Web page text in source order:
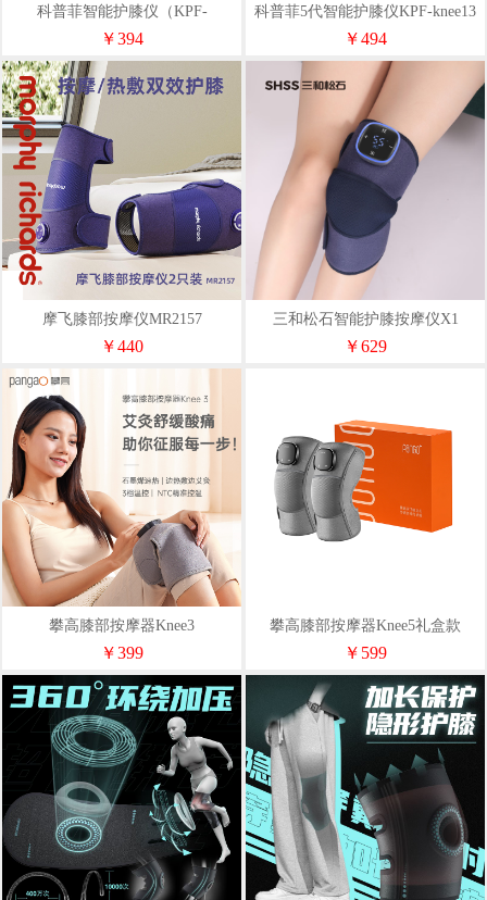
科普菲智能护膝仪（KPF-
knee09）
￥394
科普菲5代智能护膝仪KPF-knee13
￥494
摩飞膝部按摩仪MR2157
￥440
三和松石智能护膝按摩仪X1
￥629
攀高膝部按摩器Knee3
￥399
攀高膝部按摩器Knee5礼盒款
￥599